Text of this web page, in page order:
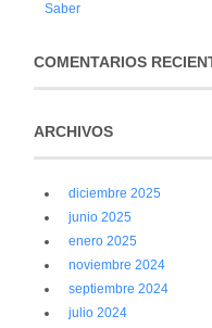
Saber
COMENTARIOS
ARCHIVOS
diciembre 2025
junio 2025
enero 2025
noviembre 2024
septiembre 2024
julio 2024